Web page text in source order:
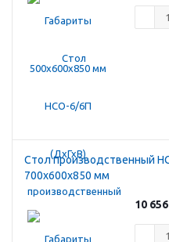
Стол производственный
700х600х850 мм
10 656